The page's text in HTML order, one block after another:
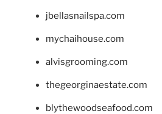
jbellasnailspa.com
mychaihouse.com
alvisgrooming.com
thegeorginaestate.com
blythewoodseafood.com